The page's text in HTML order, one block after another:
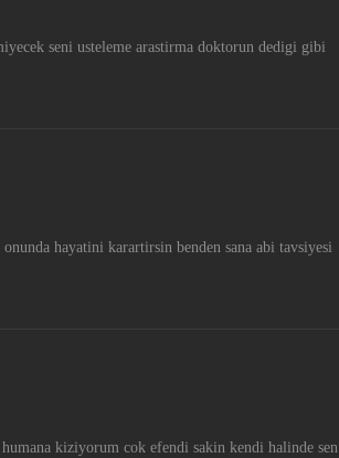
seni usteleme arastirma doktorun dedigi gibi
hayatini karartirsin benden sana abi tavsiyesi
kiziyorum cok efendi sakin kendi halinde sen